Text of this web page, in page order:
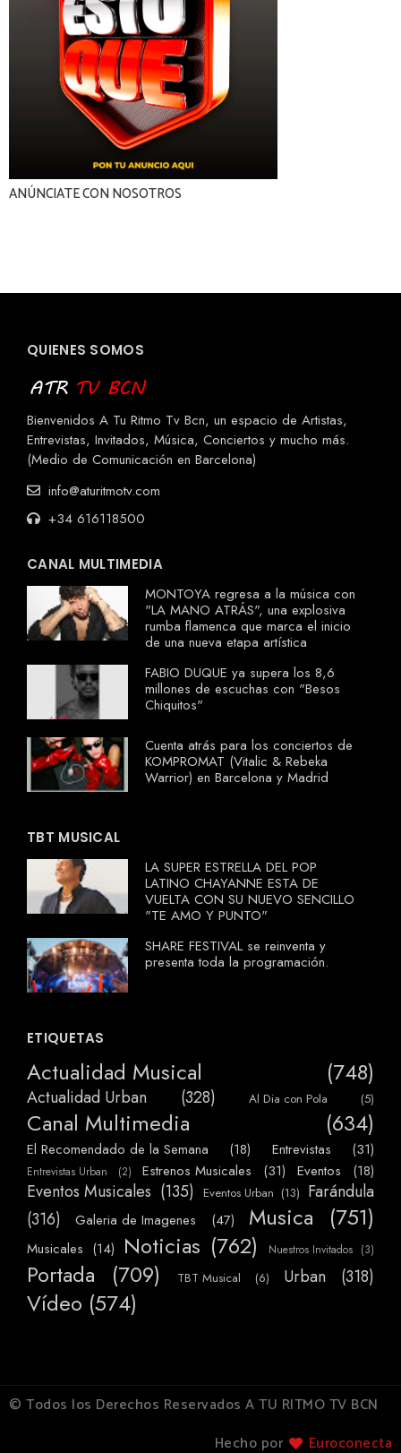
ANÚNCIATE CON NOSOTROS
QUIENES SOMOS
Bienvenidos A Tu Ritmo Tv Bcn, un espacio de Artistas,
Entrevistas, Invitados, Música, Conciertos y mucho más.
(Medio de Comunicación en Barcelona)
info@aturitmotv.com
+34 616118500
CANAL MULTIMEDIA
MONTOYA regresa a la música con
"LA MANO ATRÁS", una explosiva
rumba flamenca que marca el inicio
de una nueva etapa artística
FABIO DUQUE ya supera los 8,6
millones de escuchas con "Besos
Chiquitos"
Cuenta atrás para los conciertos de
KOMPROMAT (Vitalic & Rebeka
Warrior) en Barcelona y Madrid
TBT MUSICAL
LA SUPER ESTRELLA DEL POP
LATINO CHAYANNE ESTA DE
VUELTA CON SU NUEVO SENCILLO
"TE AMO Y PUNTO"
SHARE FESTIVAL se reinventa y
presenta toda la programación.
ETIQUETAS
Actualidad Musical (748)
Actualidad Urban (328) Al Dia con Pola (5)
Canal Multimedia (634)
El Recomendado de la Semana (18) Entrevistas (31)
Entrevistas Urban (2) Estrenos Musicales (31) Eventos (18)
Eventos Musicales (135) Eventos Urban (13) Farándula
(316)
Galeria de Imagenes (47) Musica (751)
Musicales (14) Noticias (762) Nuestros Invitados (3)
Portada (709) TBT Musical (6) Urban (318)
Vídeo (574)
© Todos los Derechos Reservados A TU RITMO TV BCN
Hecho por
Euroconecta